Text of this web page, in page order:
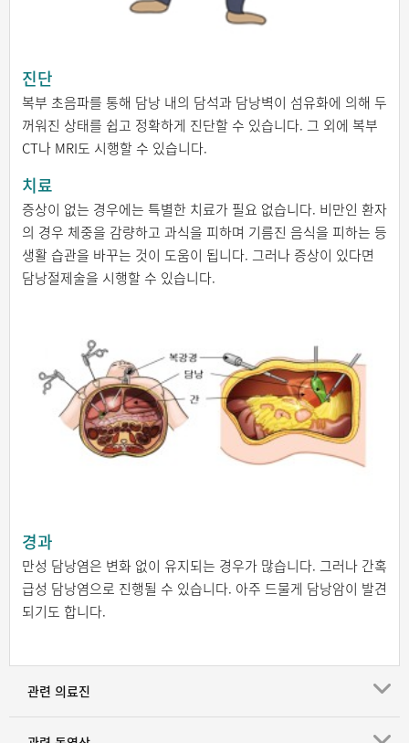
진단
복부 초음파를 통해 담낭 내의 담석과 담낭벽이 섬유화에 의해 두
꺼워진 상태를 쉽고 정확하게 진단할 수 있습니다. 그 외에 복부
CT나 MRI도 시행할 수 있습니다.
치료
증상이 없는 경우에는 특별한 치료가 필요 없습니다. 비만인 환자
의 경우 체중을 감량하고 과식을 피하며 기름진 음식을 피하는 등
생활 습관을 바꾸는 것이 도움이 됩니다. 그러나 증상이 있다면
담낭절제술을 시행할 수 있습니다.
경과
만성 담낭염은 변화 없이 유지되는 경우가 많습니다. 그러나 간혹
급성 담낭염으로 진행될 수 있습니다. 아주 드물게 담낭암이 발견
되기도 합니다.
관련 의료진